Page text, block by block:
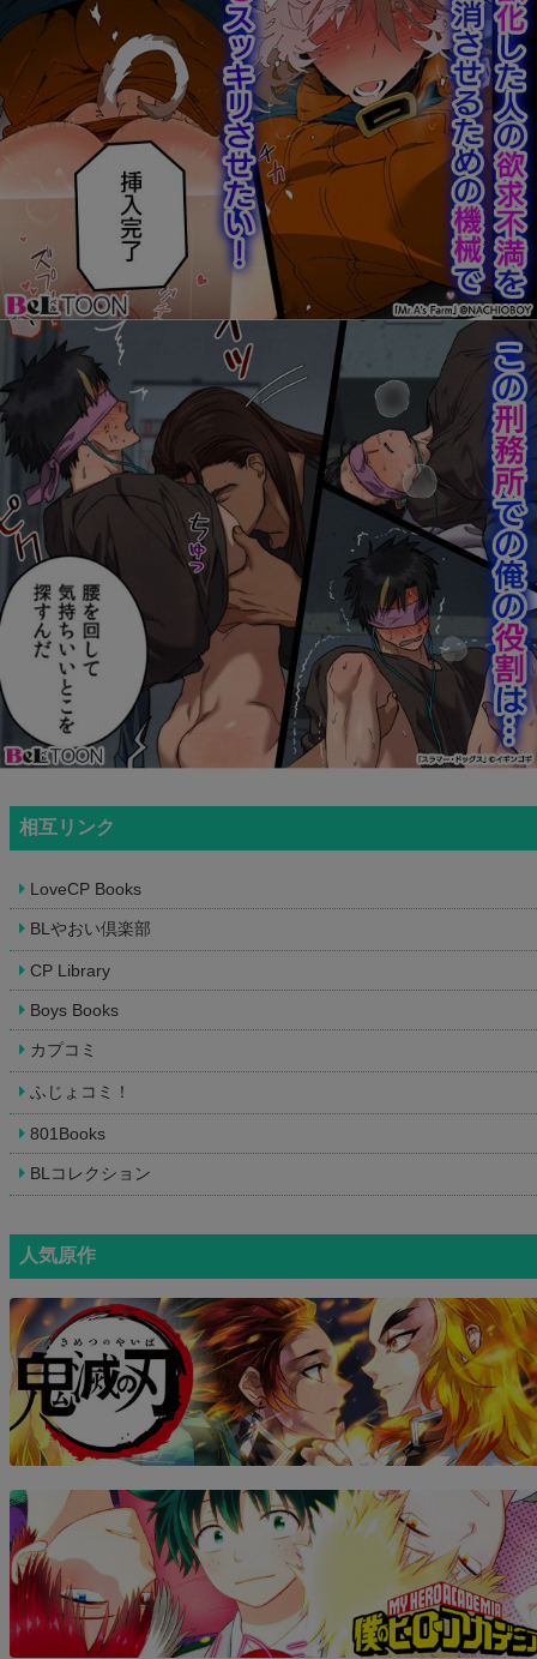
相互リンク
LoveCP Books
BLやおい倶楽部
CP Library
Boys Books
カプコミ
ふじょコミ！
801Books
BLコレクション
人気原作